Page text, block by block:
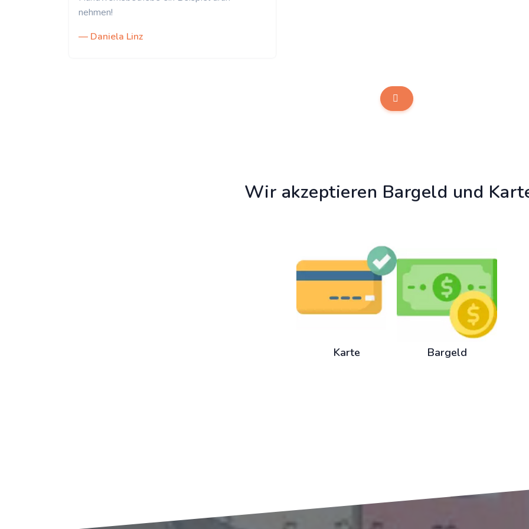
nehmen!
— Daniela Linz
Wir akzeptieren Bargeld und
Karte Bargeld